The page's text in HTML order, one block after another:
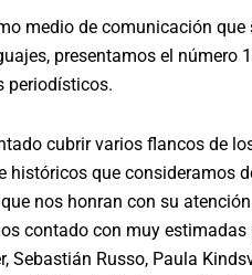
medio de comunicación que
presentamos el número
periodísticos.
cubrir varios flancos de
históricos que consideramos
nos honran con su
contado con muy
Sebastián Russo, Paula